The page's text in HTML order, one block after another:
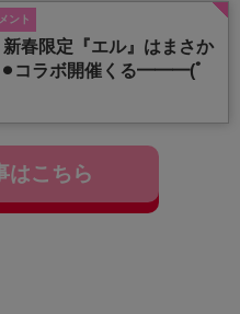
ント
新春限定『エル』はまさか
コラボ開催くる━━━(ﾟ
はこちら